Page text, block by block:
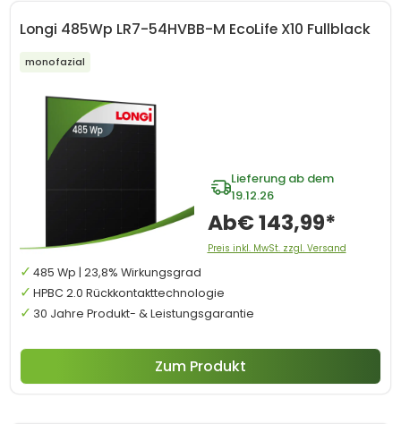
Longi 485Wp LR7-54HVBB-M EcoLife X10 Fullblack
monofazial
Lieferung ab dem
19.12.26
Ab€ 143,99*
Preis inkl. MwSt. zzgl. Versand
485 Wp | 23,8% Wirkungsgrad
HPBC 2.0 Rückkontakttechnologie
30 Jahre Produkt- & Leistungsgarantie
Zum Produkt